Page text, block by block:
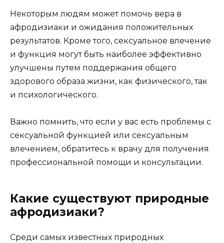
Некоторым людям может помочь вера в
афродизиаки и ожидания положительных
результатов. Кроме того, сексуальное влечение
и функция могут быть наиболее эффективно
улучшены путем поддержания общего
здорового образа жизни, как физического, так
и психологического.
Важно помнить, что если у вас есть проблемы с
сексуальной функцией или сексуальным
влечением, обратитесь к врачу для получения
профессиональной помощи и консультации.
Какие существуют природные
афродизиаки?
Среди самых известных природных